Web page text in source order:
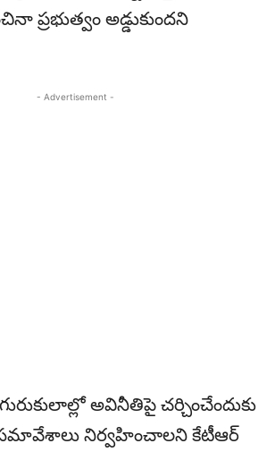
ప్రభుత్వం అడ్డుకుందని
- Advertisement -
గురుకులాల్లో అవినీతిపై చర్చించేందుకు
సమావేశాలు నిర్వహించాలని కేటీఆర్